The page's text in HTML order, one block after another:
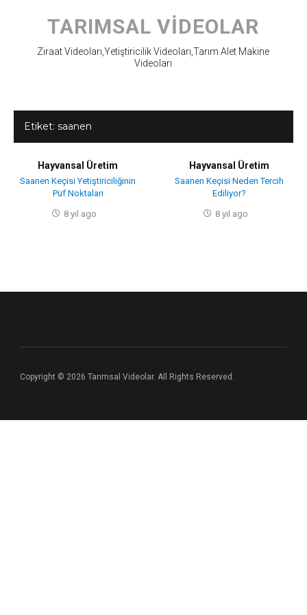
content
TARIMSAL VIDEOLAR
Ziraat Videoları,Yetiştiricilik Videoları,Tarım Alet Makine
Videoları
Etiket: saanen
Hayvansal Üretim
Saanen Keçisi Yetiştiriciliğinin
Püf Noktaları
8 yıl ago
Hayvansal Üretim
Saanen Keçisi Neden Tercih
Ediliyor?
8 yıl ago
Copyright © 2026 Tarımsal Videolar. All Rights Reserved.